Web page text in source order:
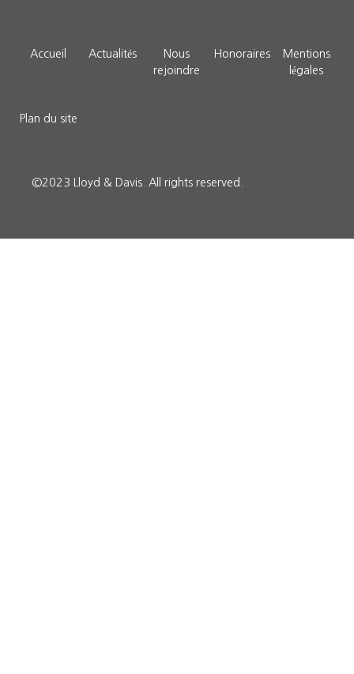
Accueil Actualités
Nous
rejoindre
Honoraires
Mentions
légales
Plan du site
©2023 Lloyd & Davis. All rights reserved.